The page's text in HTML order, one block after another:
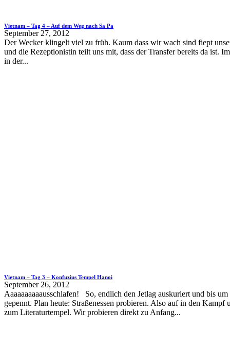
Vietnam – Tag 4 – Auf dem Weg nach Sa Pa
September 27, 2012
Der Wecker klingelt viel zu früh. Kaum dass wir wach sind fiept
und die Rezeptionistin teilt uns mit, dass der Transfer bereits da ist.
in der...
Vietnam – Tag 3 – Konfuzius Tempel Hanoi
September 26, 2012
Aaaaaaaaaausschlafen! So, endlich den Jetlag auskuriert und bis
gepennt. Plan heute: Straßenessen probieren. Also auf in den Kampf
zum Literaturtempel. Wir probieren direkt zu Anfang...